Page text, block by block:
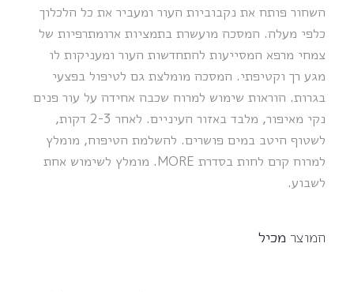
השחור פותח את נקבוביות העור ומעביר את כל הלכלוך
כלפי מעלה. המסכה מועשרת בתמציות ארומתרפיות של
צמחי מרפא המסייעות להתחדשות העור ומעניקות לו
מגע רך וקטיפתי. המסכה מומלצת גם לטיפול בפצעי
בגרות. הוראות שימוש למרוח שכבה אחידה על עור פנים
נקי מאיפור, מלבד באזור העיניים. לאחר 2-3 דקות,
לשטוף היטב במים פושרים. להשלמת הטיפוח, מומלץ
למרוח קרם לחות בסדרת MORE. מומלץ לשימוש אחת
לשבוע.
המוצר מכיל